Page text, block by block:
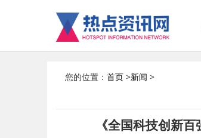
您的位置： 首页 >新闻 >
《全国科技创新